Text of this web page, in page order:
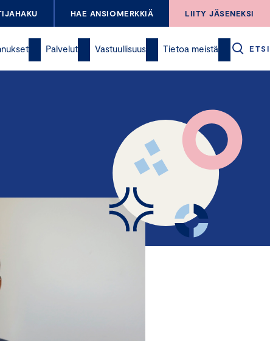
HAE ANSIOMERKKIÄ LIITY JÄSENEKSI
Palvelut Vastuullisuus Tietoa meistä ETSI